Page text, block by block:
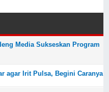
Media Sukseskan Program
agar Irit Pulsa, Begini Caranya